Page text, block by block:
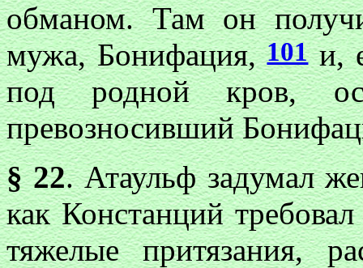
обманом. Там он
мужа, Бонифация,101и,
под родной кров,
превозносивший
§ 22. Атаульф задумал
как Констанций
тяжелые притязания,